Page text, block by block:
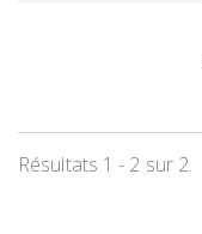
Résultats 1 - 2 sur 2.